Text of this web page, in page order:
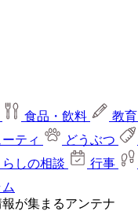
食品・飲料 教育
ーティ どうぶつ
らしの相談 行事
が集まるアンテナ